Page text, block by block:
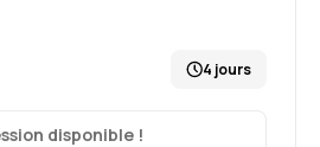
4 jours
disponible !